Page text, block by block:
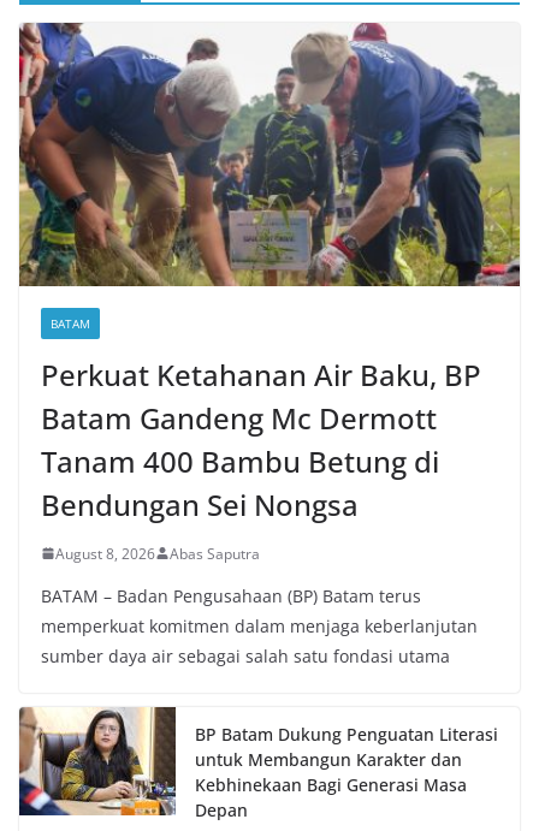
BATAM
Perkuat Ketahanan Air Baku, BP
Batam Gandeng Mc Dermott
Tanam 400 Bambu Betung di
Bendungan Sei Nongsa
August 8, 2026 Abas Saputra
BATAM – Badan Pengusahaan (BP) Batam terus
memperkuat komitmen dalam menjaga keberlanjutan
sumber daya air sebagai salah satu fondasi utama
BP Batam Dukung Penguatan Literasi
untuk Membangun Karakter dan
Kebhinekaan Bagi Generasi Masa
Depan